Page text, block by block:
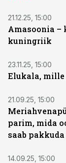
21.12.25, 15:00
Amasoonia –
kuningriik
23.11.25, 15:00
Elukala, mille
21.09.25, 15:00
parim, mida
saab pakkuda
14.09.25, 15:00